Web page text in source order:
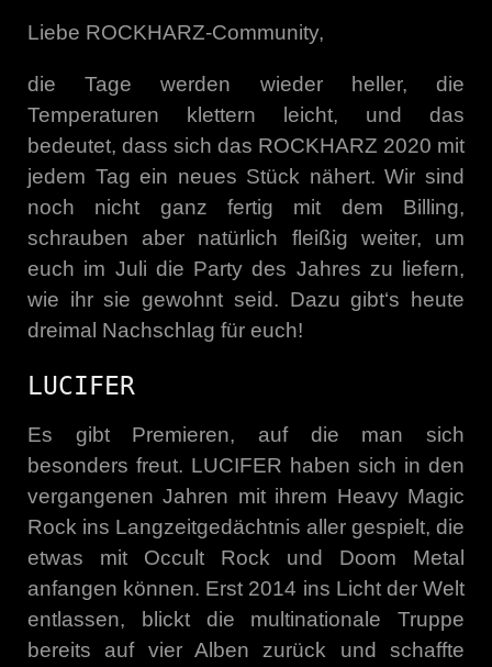
Liebe ROCKHARZ-Community,
die Tage werden wieder heller, die
Temperaturen klettern leicht, und das
bedeutet, dass sich das ROCKHARZ 2020 mit
jedem Tag ein neues Stück nähert. Wir sind
noch nicht ganz fertig mit dem Billing,
schrauben aber natürlich fleißig weiter, um
euch im Juli die Party des Jahres zu liefern,
wie ihr sie gewohnt seid. Dazu gibt‘s heute
dreimal Nachschlag für euch!
LUCIFER
Es gibt Premieren, auf die man sich
besonders freut. LUCIFER haben sich in den
vergangenen Jahren mit ihrem Heavy Magic
Rock ins Langzeitgedächtnis aller gespielt, die
etwas mit Occult Rock und Doom Metal
anfangen können. Erst 2014 ins Licht der Welt
entlassen, blickt die multinationale Truppe
bereits auf vier Alben zurück und schaffte